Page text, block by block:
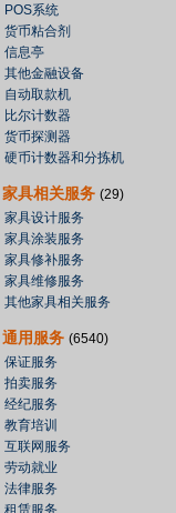
POS系统
货币粘合剂
信息亭
其他金融设备
自动取款机
比尔计数器
货币探测器
硬币计数器和分拣机
家具相关服务 (29)
家具设计服务
家具涂装服务
家具修补服务
家具维修服务
其他家具相关服务
通用服务 (6540)
保证服务
拍卖服务
经纪服务
教育培训
互联网服务
劳动就业
法律服务
租赁服务